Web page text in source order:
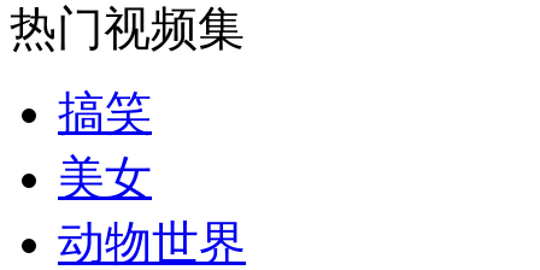
走！跟着总书记去植树
消防员救轻生者
热门视频集
搞笑
美女
动物世界